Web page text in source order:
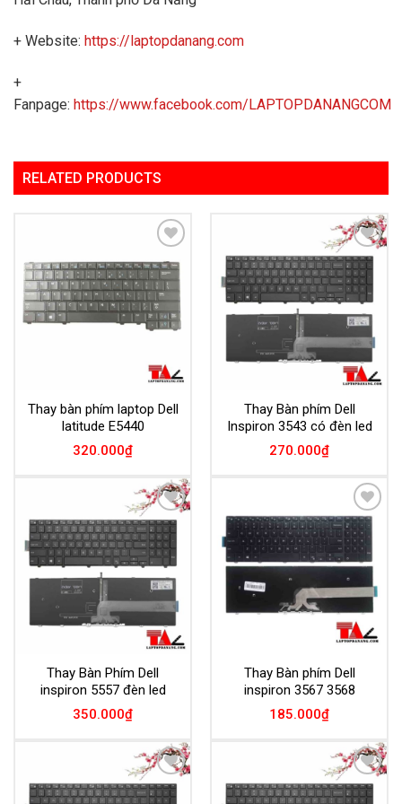
+ Website: https://laptopdanang.com
+
Fanpage: https://www.facebook.com/LAPTOPDANANGCOM
RELATED PRODUCTS
Add to
Wishlist
Thay bàn phím laptop Dell
latitude E5440
320.000₫
Add to
Wishlist
Thay Bàn phím Dell
Inspiron 3543 có đèn led
270.000₫
Add to
Wishlist
Thay Bàn Phím Dell
inspiron 5557 đèn led
350.000₫
Add to
Wishlist
Thay Bàn phím Dell
inspiron 3567 3568
185.000₫
Add to
Wishlist
Add to
Wishlist